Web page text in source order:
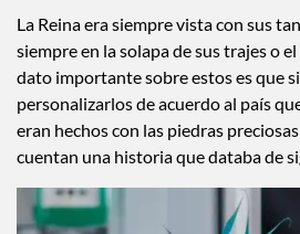
La Reina era siempre vista con sus
siempre en la solapa de sus trajes o
dato importante sobre estos es que
personalizarlos de acuerdo al país
eran hechos con las piedras
cuentan una historia que databa de